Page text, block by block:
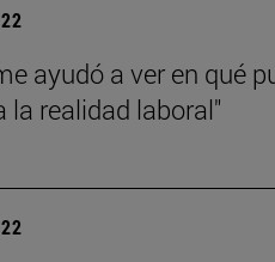
ayudó a ver en qué
la realidad laboral"